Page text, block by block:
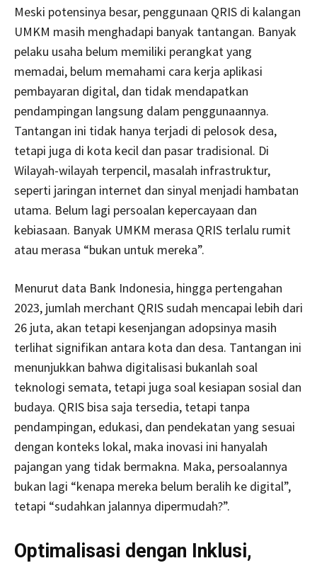
Meski potensinya besar, penggunaan QRIS di kalangan
UMKM masih menghadapi banyak tantangan. Banyak
pelaku usaha belum memiliki perangkat yang
memadai, belum memahami cara kerja aplikasi
pembayaran digital, dan tidak mendapatkan
pendampingan langsung dalam penggunaannya.
Tantangan ini tidak hanya terjadi di pelosok desa,
tetapi juga di kota kecil dan pasar tradisional. Di
Wilayah-wilayah terpencil, masalah infrastruktur,
seperti jaringan internet dan sinyal menjadi hambatan
utama. Belum lagi persoalan kepercayaan dan
kebiasaan. Banyak UMKM merasa QRIS terlalu rumit
atau merasa “bukan untuk mereka”.
Menurut data Bank Indonesia, hingga pertengahan
2023, jumlah merchant QRIS sudah mencapai lebih dari
26 juta, akan tetapi kesenjangan adopsinya masih
terlihat signifikan antara kota dan desa. Tantangan ini
menunjukkan bahwa digitalisasi bukanlah soal
teknologi semata, tetapi juga soal kesiapan sosial dan
budaya. QRIS bisa saja tersedia, tetapi tanpa
pendampingan, edukasi, dan pendekatan yang sesuai
dengan konteks lokal, maka inovasi ini hanyalah
pajangan yang tidak bermakna. Maka, persoalannya
bukan lagi “kenapa mereka belum beralih ke digital”,
tetapi “sudahkan jalannya dipermudah?”.
Optimalisasi dengan Inklusi,